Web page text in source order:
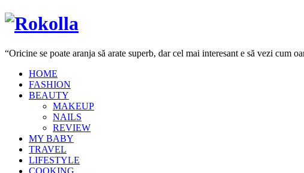
“Oricine se poate aranja să arate superb, dar cel mai interesant e să vezi cum
HOME
FASHION
BEAUTY
MAKEUP
NAILS
REVIEW
MY BABY
TRAVEL
LIFESTYLE
COOKING